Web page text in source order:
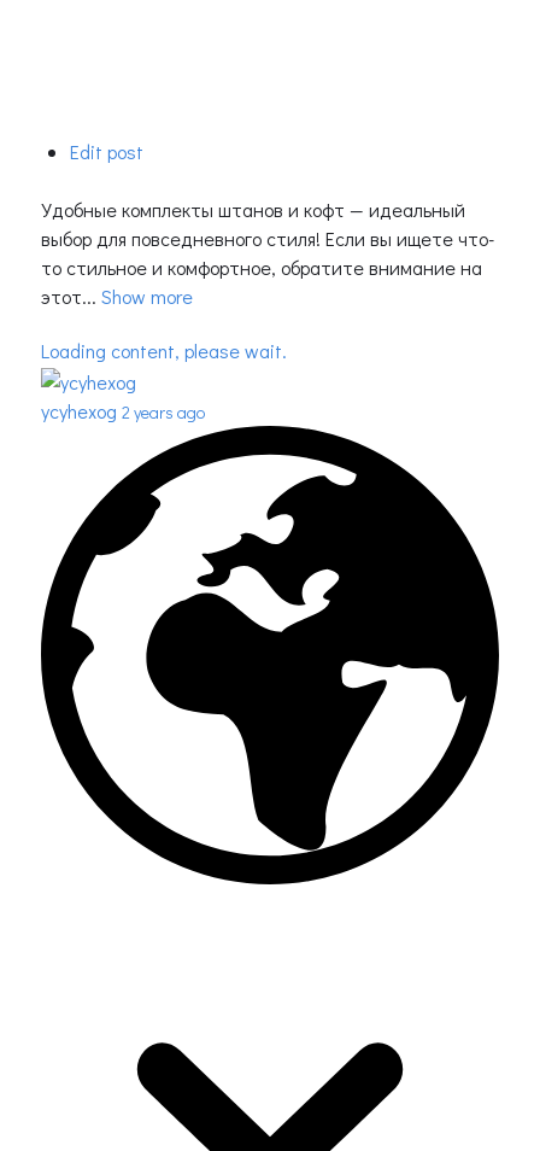
Edit post
Удобные комплекты штанов и кофт — идеальный
выбор для повседневного стиля! Если вы ищете что-
то стильное и комфортное, обратите внимание на
этот... Show more
Loading content, please wait.
ycyhexog 2 years ago